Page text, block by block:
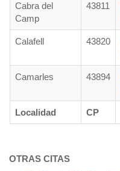
Cabra del
Camp
43811
Calafell 43820
Camarles 43894
Localidad CP
OTRAS CITAS